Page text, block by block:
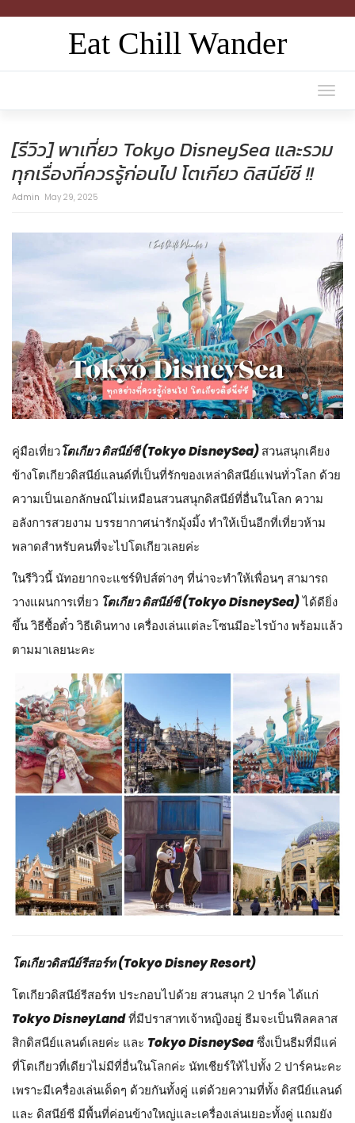
Eat Chill Wander
[รีวิว] พาเที่ยว Tokyo DisneySea และรวม
ทุกเรื่องที่ควรรู้ก่อนไป โตเกียว ดิสนีย์ซี !!
Admin May 29, 2025
คู่มือเที่ยวโตเกียว ดิสนีย์ซี (Tokyo DisneySea)สวนสนุกเคียง
ข้างโตเกียวดิสนีย์แลนด์ที่เป็นที่รักของเหล่าดิสนีย์แฟนทั่วโลก ด้วย
ความเป็นเอกลักษณ์ไม่เหมือนสวนสนุกดิสนีย์ที่อื่นในโลก ความ
อลังการสวยงาม บรรยากาศน่ารักมุ้งมิ้ง ทำให้เป็นอีกที่เที่ยวห้าม
พลาดสำหรับคนที่จะไปโตเกียวเลยค่ะ
ในรีวิวนี้ นัทอยากจะแชร์ทิปส์ต่างๆ ที่น่าจะทำให้เพื่อนๆ สามารถ
วางแผนการเที่ยว โตเกียว ดิสนีย์ซี (Tokyo DisneySea)ได้ดียิ่ง
ขึ้น วิธีซื้อตั๋ว วิธีเดินทาง เครื่องเล่นแต่ละโซนมีอะไรบ้าง พร้อมแล้ว
ตามมาเลยนะคะ
โตเกียวดิสนีย์รีสอร์ท (Tokyo Disney Resort)
โตเกียวดิสนีย์รีสอร์ท ประกอบไปด้วย สวนสนุก 2 ปาร์ค ได้แก่
Tokyo DisneyLandที่มีปราสาทเจ้าหญิงอยู่ ธีมจะเป็นฟีลคลาส
สิกดิสนีย์แลนด์เลยค่ะ และ Tokyo DisneySeaซึ่งเป็นธีมที่มีแค่
ที่โตเกียวที่เดียวไม่มีที่อื่นในโลกค่ะ นัทเชียร์ให้ไปทั้ง 2 ปาร์คนะคะ
เพราะมีเครื่องเล่นเด็ดๆ ด้วยกันทั้งคู่ แต่ด้วยความที่ทั้ง ดิสนีย์แลนด์
และ ดิสนีย์ซี มีพื้นที่ค่อนข้างใหญ่และเครื่องเล่นเยอะทั้งคู่ แถมยัง